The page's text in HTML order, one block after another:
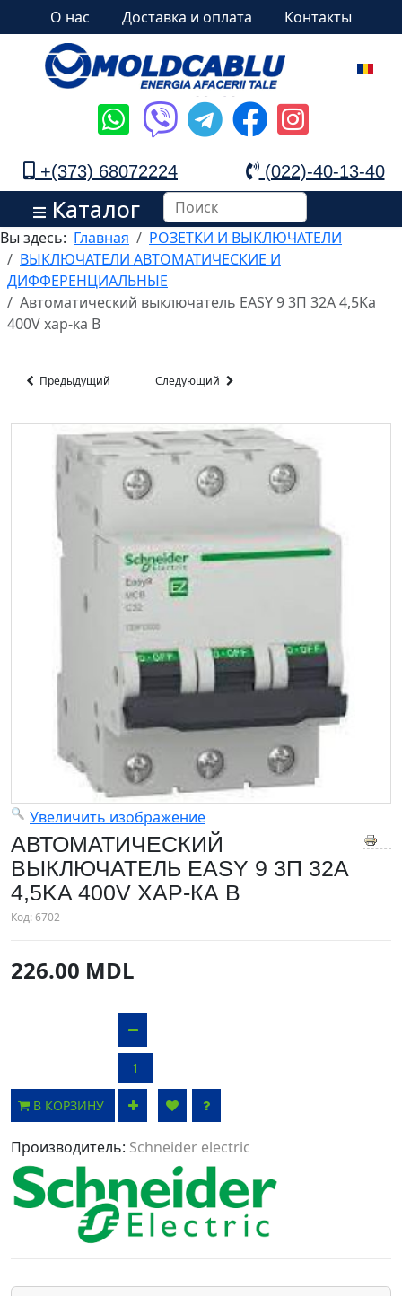
О нас Доставка и оплата Контакты
+(373) 68072224 (022)-40-13-40
Каталог
Вы здесь: Главная
РОЗЕТКИ И ВЫКЛЮЧАТЕЛИ
ВЫКЛЮЧАТЕЛИ АВТОМАТИЧЕСКИЕ И
ДИФФЕРЕНЦИАЛЬНЫЕ
Автоматический выключатель EASY 9 3П 32A 4,5Ka
400V хар-ка B
Предыдущий Следующий
Увеличить изображение
АВТОМАТИЧЕСКИЙ
ВЫКЛЮЧАТЕЛЬ EASY 9 3П 32A
4,5KA 400V ХАР-КА B
Код:6702
226.00 MDL
В КОРЗИНУ
Производитель: Schneider electric